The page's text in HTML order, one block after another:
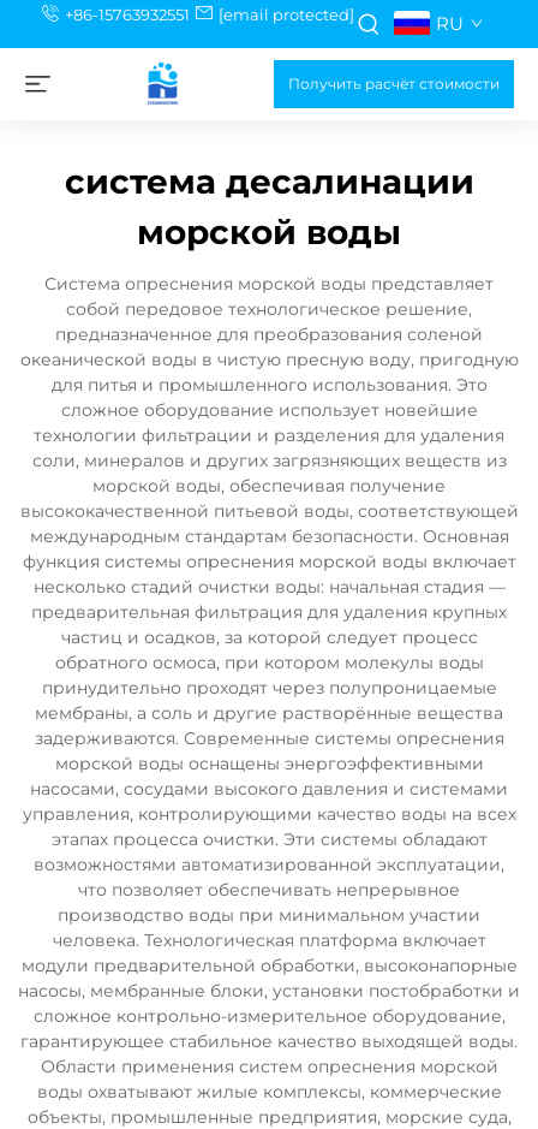
+86-15763932551 [email protected] RU
Получить расчёт стоимости
система десалинации
морской воды
Система опреснения морской воды представляет
собой передовое технологическое решение,
предназначенное для преобразования соленой
океанической воды в чистую пресную воду, пригодную
для питья и промышленного использования. Это
сложное оборудование использует новейшие
технологии фильтрации и разделения для удаления
соли, минералов и других загрязняющих веществ из
морской воды, обеспечивая получение
высококачественной питьевой воды, соответствующей
международным стандартам безопасности. Основная
функция системы опреснения морской воды включает
несколько стадий очистки воды: начальная стадия —
предварительная фильтрация для удаления крупных
частиц и осадков, за которой следует процесс
обратного осмоса, при котором молекулы воды
принудительно проходят через полупроницаемые
мембраны, а соль и другие растворённые вещества
задерживаются. Современные системы опреснения
морской воды оснащены энергоэффективными
насосами, сосудами высокого давления и системами
управления, контролирующими качество воды на всех
этапах процесса очистки. Эти системы обладают
возможностями автоматизированной эксплуатации,
что позволяет обеспечивать непрерывное
производство воды при минимальном участии
человека. Технологическая платформа включает
модули предварительной обработки, высоконапорные
насосы, мембранные блоки, установки постобработки и
сложное контрольно-измерительное оборудование,
гарантирующее стабильное качество выходящей воды.
Области применения систем опреснения морской
воды охватывают жилые комплексы, коммерческие
объекты, промышленные предприятия, морские суда,